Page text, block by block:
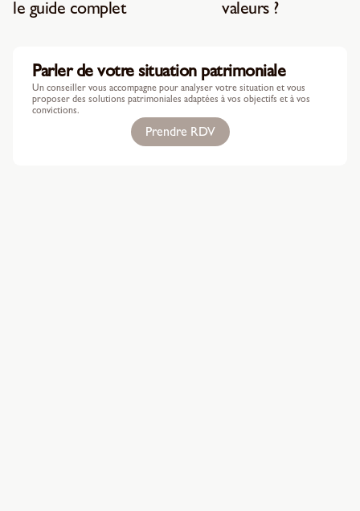
Parler de votre situation patrimoniale
Un conseiller vous accompagne pour analyser votre situation et vous
proposer des solutions patrimoniales adaptées à vos objectifs et à vos
convictions.
Prendre RDV
le guide complet
valeurs ?